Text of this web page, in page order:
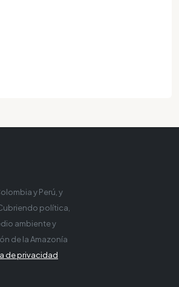
y Perú, y
política,
ambiente y
de la Amazonía
de privacidad